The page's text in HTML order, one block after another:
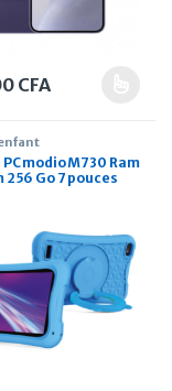
CFA à 840.000
peuvent
CFA
a plusieurs
modio M730 Ram
256 Go 7 pouces